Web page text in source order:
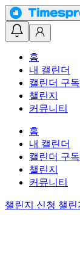
홈
내 캘린더
캘린더 구독
챌린지
커뮤니티
홈
내 캘린더
캘린더 구독
챌린지
커뮤니티
챌린지 신청 챌린